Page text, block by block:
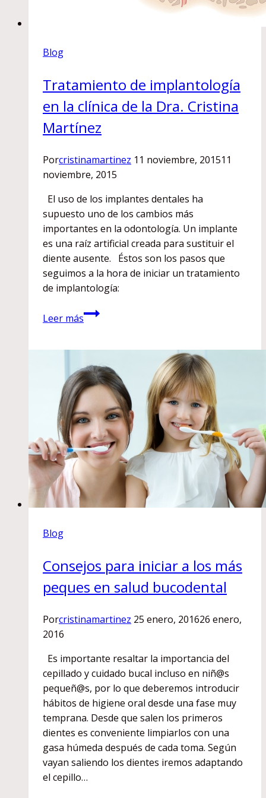
Blog
Tratamiento de implantología
en la clínica de la Dra. Cristina
Martínez
Porcristinamartinez 11 noviembre, 201511
noviembre, 2015
El uso de los implantes dentales ha
supuesto uno de los cambios más
importantes en la odontología. Un implante
es una raíz artificial creada para sustituir el
diente ausente. Éstos son los pasos que
seguimos a la hora de iniciar un tratamiento
de implantología:
Leer másTratamiento
de
la
clínica
la
Dra.
Cristina
Martínez
Blog
Consejos para iniciar a los más
peques en salud bucodental
Porcristinamartinez 25 enero, 201626 enero,
2016
Es importante resaltar la importancia del
cepillado y cuidado bucal incluso en niñ@s
pequeñ@s, por lo que deberemos introducir
hábitos de higiene oral desde una fase muy
temprana. Desde que salen los primeros
dientes es conveniente limpiarlos con una
gasa húmeda después de cada toma. Según
vayan saliendo los dientes iremos adaptando
el cepillo…